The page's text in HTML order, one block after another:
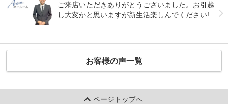
ご来店いただきありがとうございました。お引越
し大変かと思いますが新生活楽しんでください!
お客様の声一覧
ページトップへ